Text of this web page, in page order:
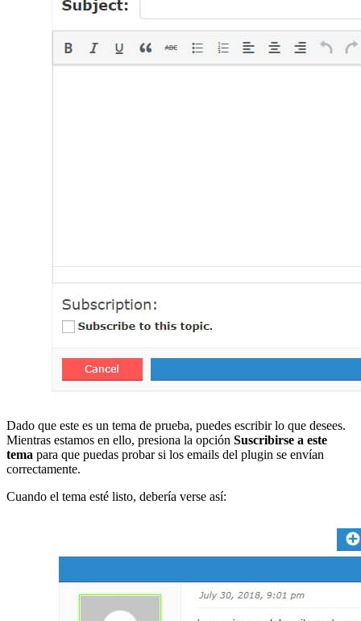
Dado que este es un tema de prueba, puedes escribir lo que desees.
Mientras estamos en ello, presiona la opción Suscribirse a este
tema para que puedas probar si los emails del plugin se envían
correctamente.
Cuando el tema esté listo, debería verse así: